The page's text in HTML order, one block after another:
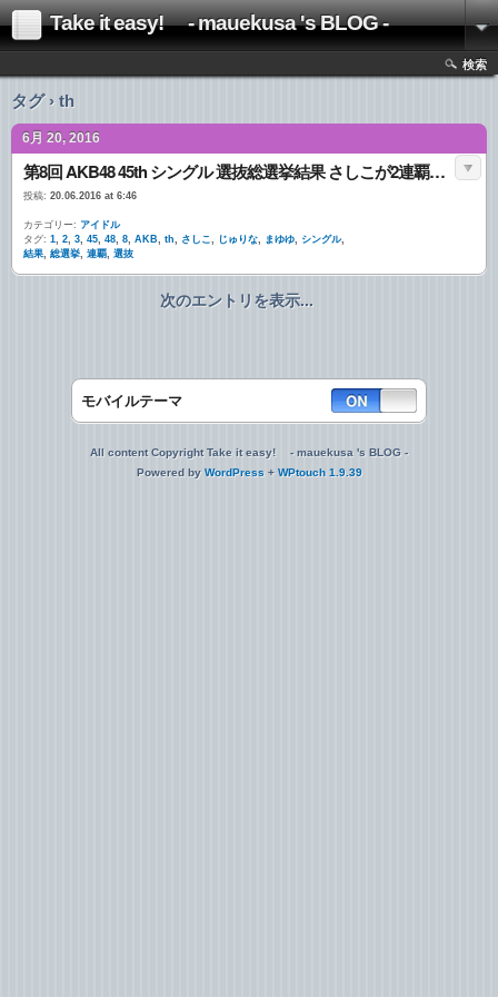
Take it easy! - mauekusa 's BLOG -
検索
タグ › th
6月 20, 2016
第8回 AKB48 45th シングル 選抜総選挙結果 さしこが2連覇 1位 さしこ、2位 まゆゆ、3位 じゅりな
投稿: 20.06.2016 at 6:46
カテゴリー: アイドル
タグ: 1, 2, 3, 45, 48, 8, AKB, th, さしこ, じゅりな, まゆゆ, シングル,
結果, 総選挙, 連覇, 選抜
次のエントリを表示...
モバイルテーマ
All content Copyright Take it easy! - mauekusa 's BLOG -
Powered by WordPress + WPtouch 1.9.39